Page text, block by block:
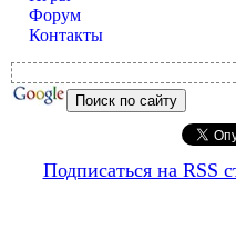
Форум
Контакты
Подписаться на RSS